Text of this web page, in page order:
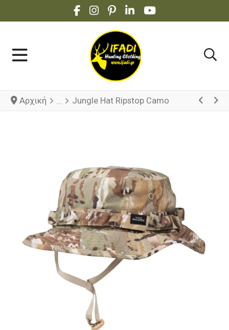
FACEBOOK SOCIAL LINK
INSTAGRAM SOCIAL LINK
PINTEREST SOCIAL LINK
LINKEDIN SOCIAL LINK
YOUTUBE SOCIAL
Αρχική Jungle Hat Ripstop Camo